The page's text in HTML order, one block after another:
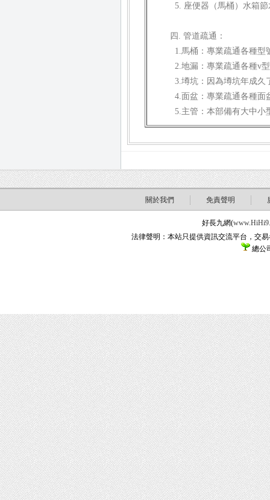
5. 座便器（馬桶）水箱
四. 管道疏通：
1.馬桶：專業疏通各種型
2.地漏：專業疏通各種v
3.墫坑：因為墫坑年成久
4.面盆：專業疏通各種面
5.主管：本部備有大中小
關於我們 免責聲明
好長九網(
法律聲明：本站只提供資訊交流平台，交
總公